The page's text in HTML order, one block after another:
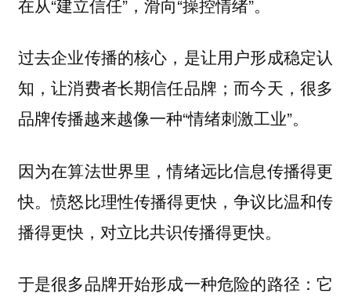
过去企业传播的核心，是让用户形成稳定认
知，让消费者长期信任品牌；而今天，很多
品牌传播越来越像一种“情绪刺激工业”。
因为在算法世界里，情绪远比信息传播得更
快。愤怒比理性传播得更快，争议比温和传
播得更快，对立比共识传播得更快。
于是很多品牌开始形成一种危险的路径：它